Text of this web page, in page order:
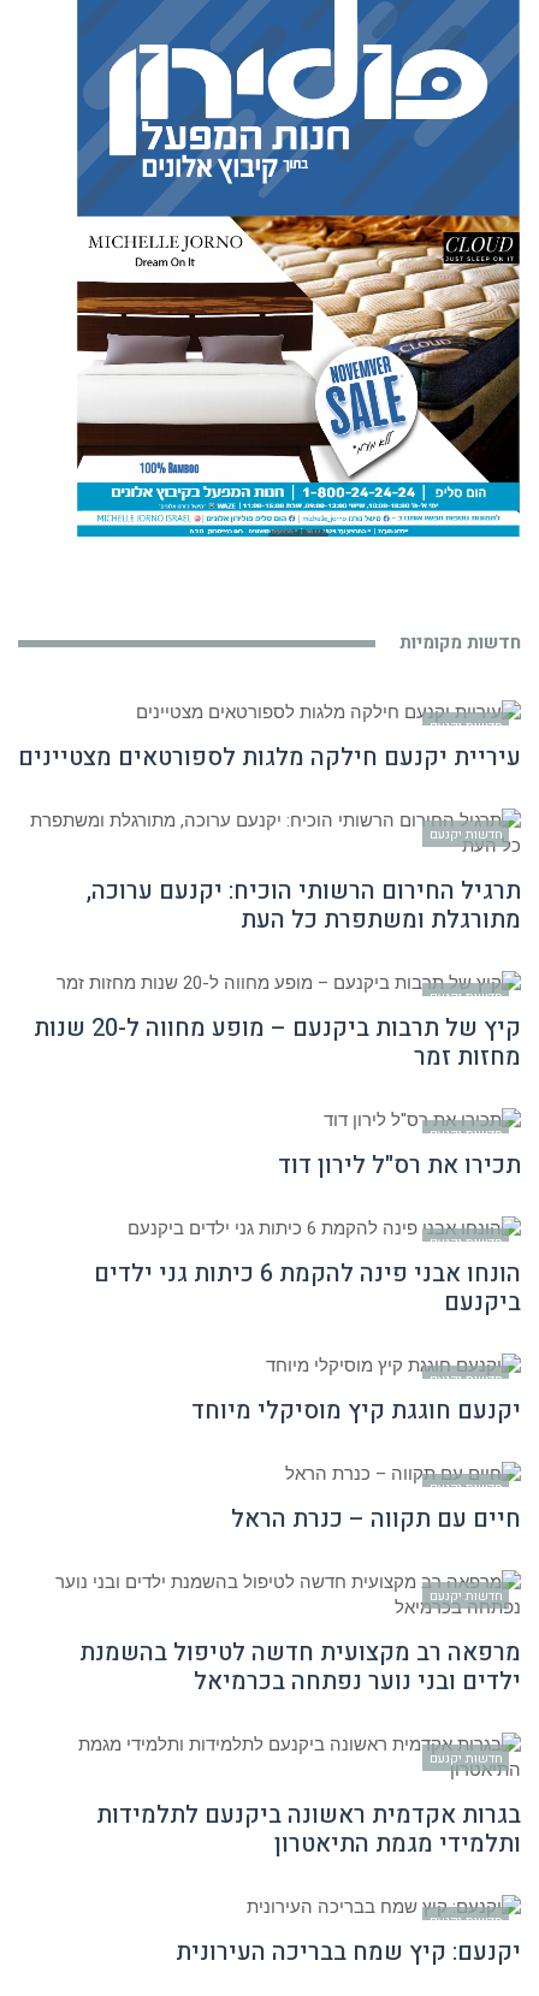
חדשות מקומיות
חדשות יקנעם
עיריית יקנעם חילקה מלגות לספורטאים מצטיינים
חדשות יקנעם
תרגיל החירום הרשותי הוכיח: יקנעם ערוכה,
מתורגלת ומשתפרת כל העת
חדשות יקנעם
קיץ של תרבות ביקנעם – מופע מחווה ל-20 שנות
מחזות זמר
חדשות יקנעם
תכירו את רס"ל לירון דוד
חדשות יקנעם
הונחו אבני פינה להקמת 6 כיתות גני ילדים
ביקנעם
חדשות יקנעם
יקנעם חוגגת קיץ מוסיקלי מיוחד
חדשות יקנעם
חיים עם תקווה – כנרת הראל
חדשות יקנעם
מרפאה רב מקצועית חדשה לטיפול בהשמנת
ילדים ובני נוער נפתחה בכרמיאל
חדשות יקנעם
בגרות אקדמית ראשונה ביקנעם לתלמידות
ותלמידי מגמת התיאטרון
חדשות יקנעם
יקנעם: קיץ שמח בבריכה העירונית